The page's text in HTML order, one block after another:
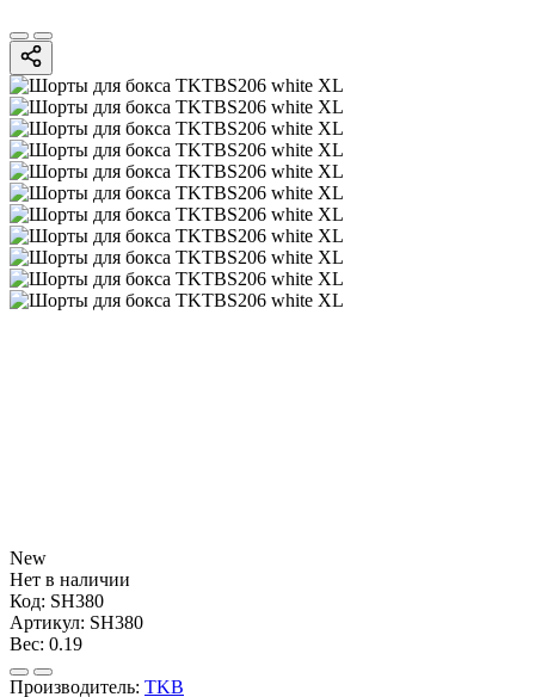
New
Нет в наличии
Код: SH380
Артикул: SH380
Вес: 0.19
Производитель: TKB